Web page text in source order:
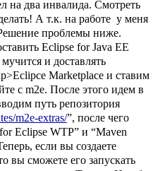
на два инвалида. Смотреть
А т.к. на работе  у меня
проблемы ниже.
Eclipse for Java EE
и доставлять
Marketplace и ставим
с m2e. После этого идем в
путь репозитория
m2e-extras/”, после чего
Eclipse WTP” и “Maven
если вы создаете
вы сможете его запускать